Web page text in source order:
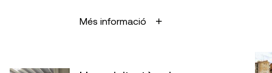
Més informació